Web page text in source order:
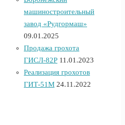
машиностроительный
завод «Рудгормаш»
09.01.2025
Продажа грохота
ГИСЛ-82Р 11.01.2023
Реализация грохотов
ГИТ-51М 24.11.2022